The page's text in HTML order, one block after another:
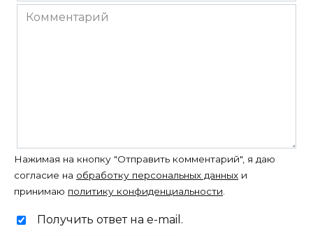
Комментарий
Нажимая на кнопку "Отправить комментарий", я даю
согласие на обработку персональных данных и
принимаю политику конфиденциальности
Получить ответ на e-mail.